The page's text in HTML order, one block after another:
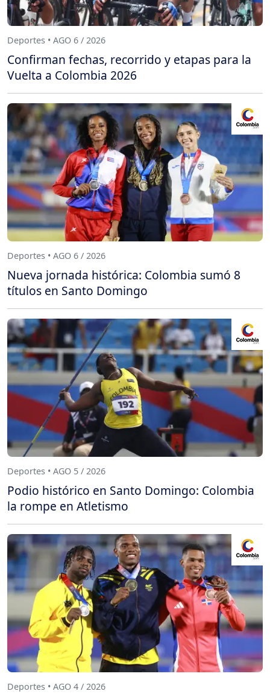
Deportes • AGO 6 / 2026
Confirman fechas, recorrido y etapas para la
Vuelta a Colombia 2026
Deportes • AGO 6 / 2026
Nueva jornada histórica: Colombia sumó 8
títulos en Santo Domingo
Deportes • AGO 5 / 2026
Podio histórico en Santo Domingo: Colombia
la rompe en Atletismo
Deportes • AGO 4 / 2026